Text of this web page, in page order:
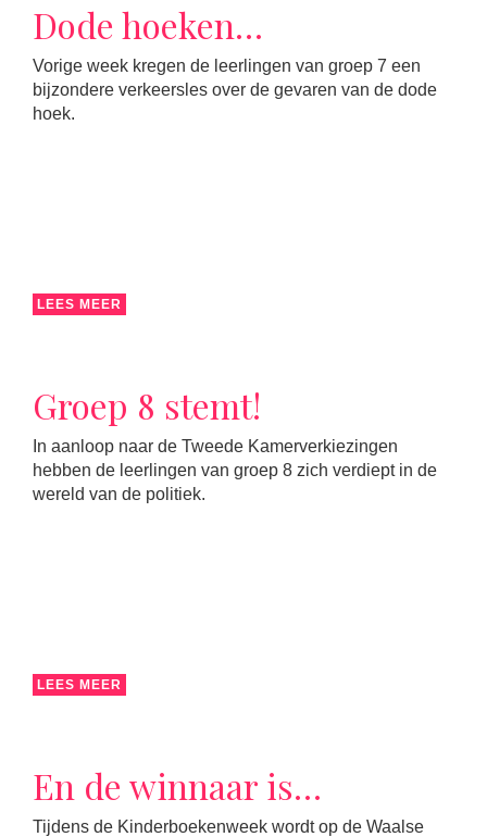
Dode hoeken…
Vorige week kregen de leerlingen van groep 7 een
bijzondere verkeersles over de gevaren van de dode
hoek.
LEES MEER
Groep 8 stemt!
In aanloop naar de Tweede Kamerverkiezingen
hebben de leerlingen van groep 8 zich verdiept in de
wereld van de politiek.
LEES MEER
En de winnaar is…
Tijdens de Kinderboekenweek wordt op de Waalse